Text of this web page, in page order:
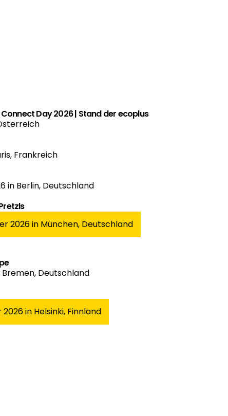
Day 2026 | Stand derecoplus
Frankreich
in Berlin, Deutschland
2026 in München, Deutschland
Bremen, Deutschland
2026 in Helsinki, Finnland